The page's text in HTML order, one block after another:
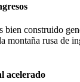
bien construido
montaña rusa de
acelerado